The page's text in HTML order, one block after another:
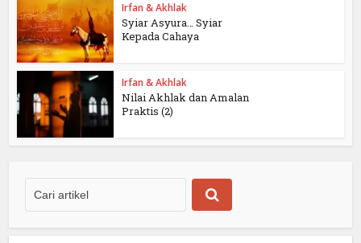
Irfan & Akhlak
Syiar Asyura… Syiar
Kepada Cahaya
Irfan & Akhlak
Nilai Akhlak dan Amalan
Praktis (2)